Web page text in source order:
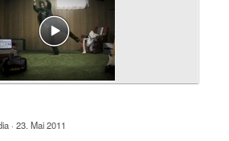
· 23. Mai 2011